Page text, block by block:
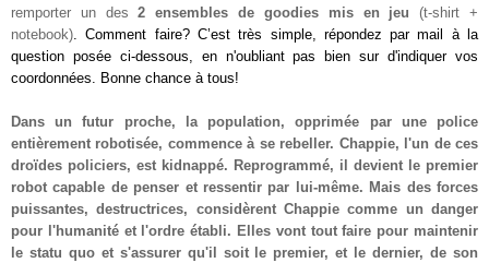
remporter un des2 ensembles de goodies mis en jeu(t-shirt +
notebook) . Comment faire? C’est très simple, répondez par mail à la
question posée ci-dessous, en n'oubliant pas bien sur d'indiquer vos
coordonnées. Bonne chance à tous!
Dans un futur proche, la population, opprimée par une police
entièrement robotisée, commence à se rebeller. Chappie, l'un de ces
droïdes policiers, est kidnappé. Reprogrammé, il devient le premier
robot capable de penser et ressentir par lui-même. Mais des forces
puissantes, destructrices, considèrent Chappie comme un danger
pour l'humanité et l'ordre établi. Elles vont tout faire pour maintenir
le statu quo et s'assurer qu'il soit le premier, et le dernier, de son